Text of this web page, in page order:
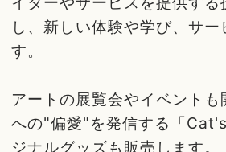
し、新しい体験や学び、サー
す。
アートの展覧会やイベントも
への"偏愛"を発信する「
ジナルグッズも販売します。